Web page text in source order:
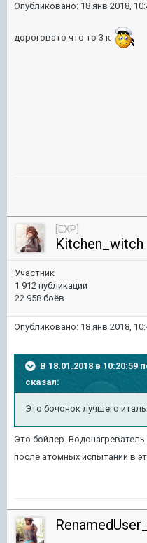
Опубликовано: 18 янв 2018,
дороговато что то 3 к
[EXP]
Kitchen_witch
Участник
1 912 публикации
22 958 боёв
Опубликовано: 18 янв 2018,
В 18.01.2018 в 10:20:59
сказал:
Это бочонок лучшего
Это бойлер.
после атомных испытаний в